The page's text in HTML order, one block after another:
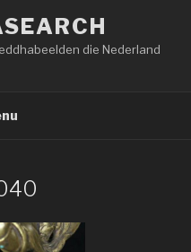
die Nederland